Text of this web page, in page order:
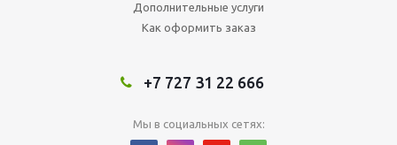
Дополнительные услуги
Как оформить заказ
+7 727 31 22 666
Мы в социальных сетях: